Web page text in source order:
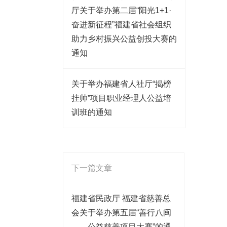
厅关于举办第二届“阳光1+1·
奋进新征程”福建省社会组织
助力乡村振兴公益创投大赛的
通知
关于举办福建省人社厅“揭榜
挂帅”项目职业经理人公益培
训班的通知
下一篇文章
福建省民政厅 福建省慈善总
会关于举办第五届“善行八闽